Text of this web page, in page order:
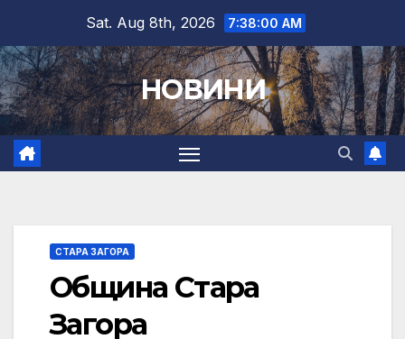
content
Sat. Aug 8th, 2026 7:38:01 AM
НОВИНИ
СТАРА ЗАГОРА
Община Стара
Загора